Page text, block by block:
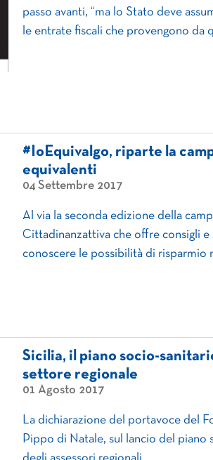
passo avanti, “ma lo Stato deve
le entrate fiscali che provengono da
#IoEquivalgo, riparte la
equivalenti
04 Settembre 2017
Al via la seconda edizione della
Cittadinanzattiva che offre consigli
conoscere le possibilità di risparmio
Sicilia, il piano socio-
settore regionale
01 Agosto 2017
La dichiarazione del portavoce del
Pippo di Natale, sul lancio del